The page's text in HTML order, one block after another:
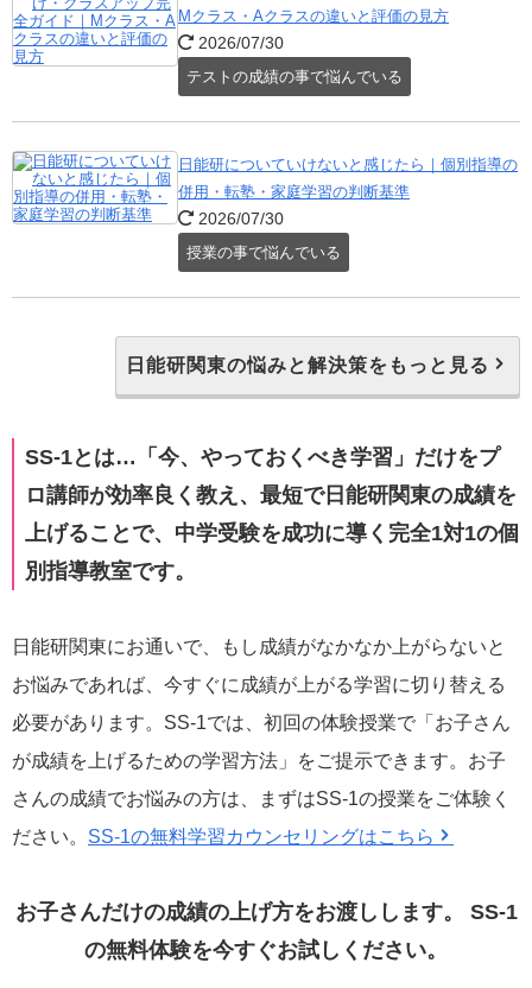
Mクラス・Aクラスの違いと評価の見方
2026/07/30
テストの成績の事で悩んでいる
日能研についていけないと感じたら｜個別指導の
併用・転塾・家庭学習の判断基準
2026/07/30
授業の事で悩んでいる
日能研関東の悩みと解決策をもっと見る
SS-1とは…「今、やっておくべき学習」だけをプ
ロ講師が効率良く教え、最短で日能研関東の成績を
上げることで、中学受験を成功に導く完全1対1の個
別指導教室です。
日能研関東にお通いで、もし成績がなかなか上がらないと
お悩みであれば、今すぐに成績が上がる学習に切り替える
必要があります。SS-1では、初回の体験授業で「お子さん
が成績を上げるための学習方法」をご提示できます。お子
さんの成績でお悩みの方は、まずはSS-1の授業をご体験く
ださい。 SS-1の無料学習カウンセリングはこちら
お子さんだけの成績の上げ方をお渡しします。
SS-1
の無料体験を今すぐお試しください。